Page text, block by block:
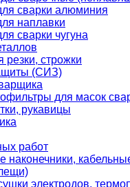
сварки алюминия
наплавки
сварки чугуна
резки, строжки
(СИЗ)
для масок
рукавицы
работ
наконечники,
электродов,